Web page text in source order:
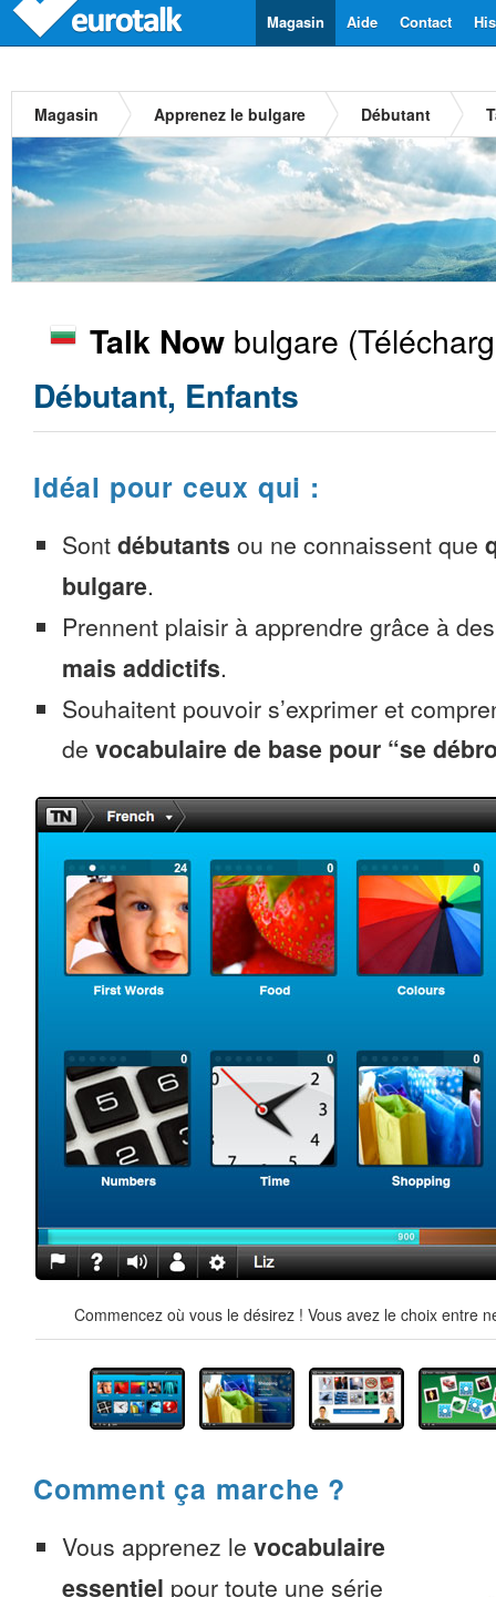
Contact
Aide
Magasin
Magasin Apprenez le bulgare Débutant
Talk Now bulgare
Débutant, Enfants
Idéal pour ceux qui :
Sont débutants ou ne connaissent que
bulgare.
Prennent plaisir à apprendre grâce à
mais addictifs.
Souhaitent pouvoir s’exprimer et
de vocabulaire de base pour “se
Commencez où vous le désirez ! Vous avez le choix entre
Comment ça marche ?
Vous apprenez le vocabulaire
essentiel pour toute une série